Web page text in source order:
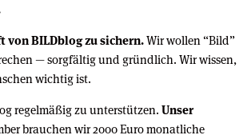
von BILDblog zu sichern.Wir wollen “Bild”
— sorgfältig und gründlich. Wir wissen,
wichtig ist.
regelmäßig zu unterstützen. Unser
brauchen wir 2000 Euro monatliche